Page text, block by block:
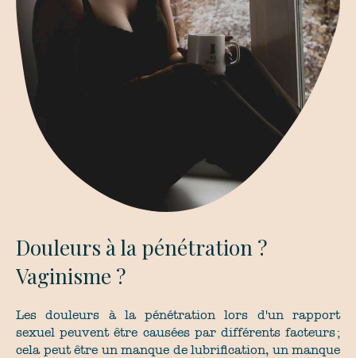
Douleurs à la pénétration ?
Vaginisme ?
Les douleurs à la pénétration lors d'un rapport
sexuel peuvent être causées par différents facteurs ;
cela peut être un manque de lubrification, un manque